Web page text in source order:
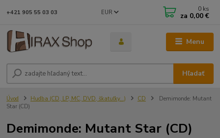
Menu
EUR
Hľadať
+421 905 55 03 03 0 ks
za 0,00 €
Úvod Hudba (CD, LP, MC, DVD, škatuľky...) CD
Demimonde: Mutant
Star (CD)
Demimonde: Mutant Star (CD)